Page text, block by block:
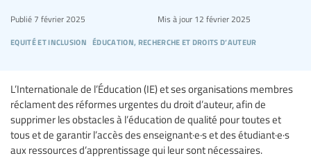
equité et inclusion éducation, recherche et droits d’auteur
Publié 7 février 2025 Mis à jour12 février 2025
L’Internationale de l’Éducation (IE) et ses organisations membres
réclament des réformes urgentes du droit d’auteur, afin de
supprimer les obstacles à l’éducation de qualité pour toutes et
tous et de garantir l’accès des enseignant·e·s et des étudiant·e·s
aux ressources d’apprentissage qui leur sont nécessaires.